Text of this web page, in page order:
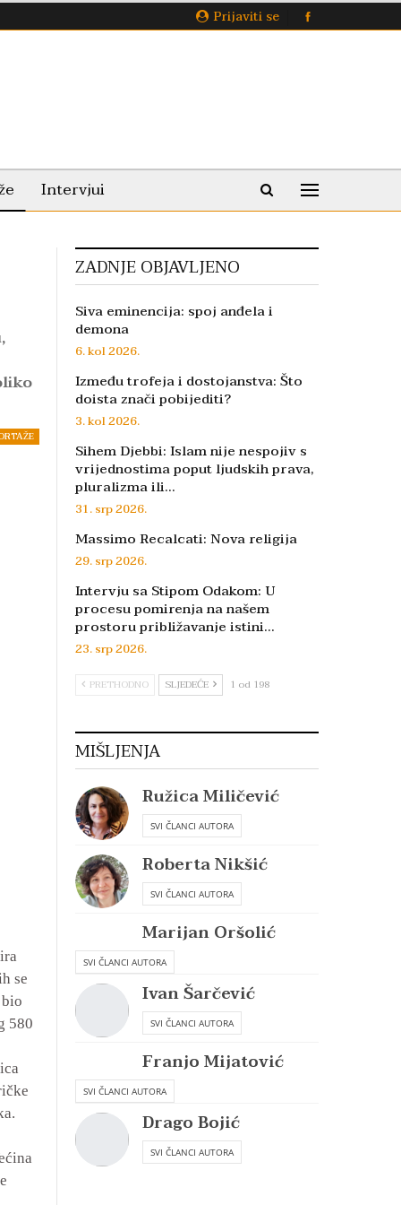
Prijaviti se
Intervjui
se
580
ZADNJE OBJAVLJENO
Siva eminencija: spoj anđela i
demona
6. kol 2026.
Između trofeja i dostojanstva: Što
doista znači pobijediti?
3. kol 2026.
Sihem Djebbi: Islam nije nespojiv s
vrijednostima poput ljudskih prava,
pluralizma ili…
31. srp 2026.
Massimo Recalcati: Nova religija
29. srp 2026.
Intervju sa Stipom Odakom: U
procesu pomirenja na našem
prostoru približavanje istini…
23. srp 2026.
PRETHODNO SLJEDEĆE 1 od 198
MIŠLJENJA
Ružica Miličević
SVI ČLANCI AUTORA
Roberta Nikšić
SVI ČLANCI AUTORA
Marijan Oršolić
SVI ČLANCI AUTORA
Ivan Šarčević
SVI ČLANCI AUTORA
Franjo Mijatović
SVI ČLANCI AUTORA
Drago Bojić
SVI ČLANCI AUTORA